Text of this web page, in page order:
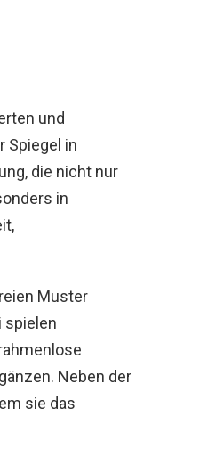
und
Spiegel in
die nicht nur
in
Muster
spielen
Neben der
sie das